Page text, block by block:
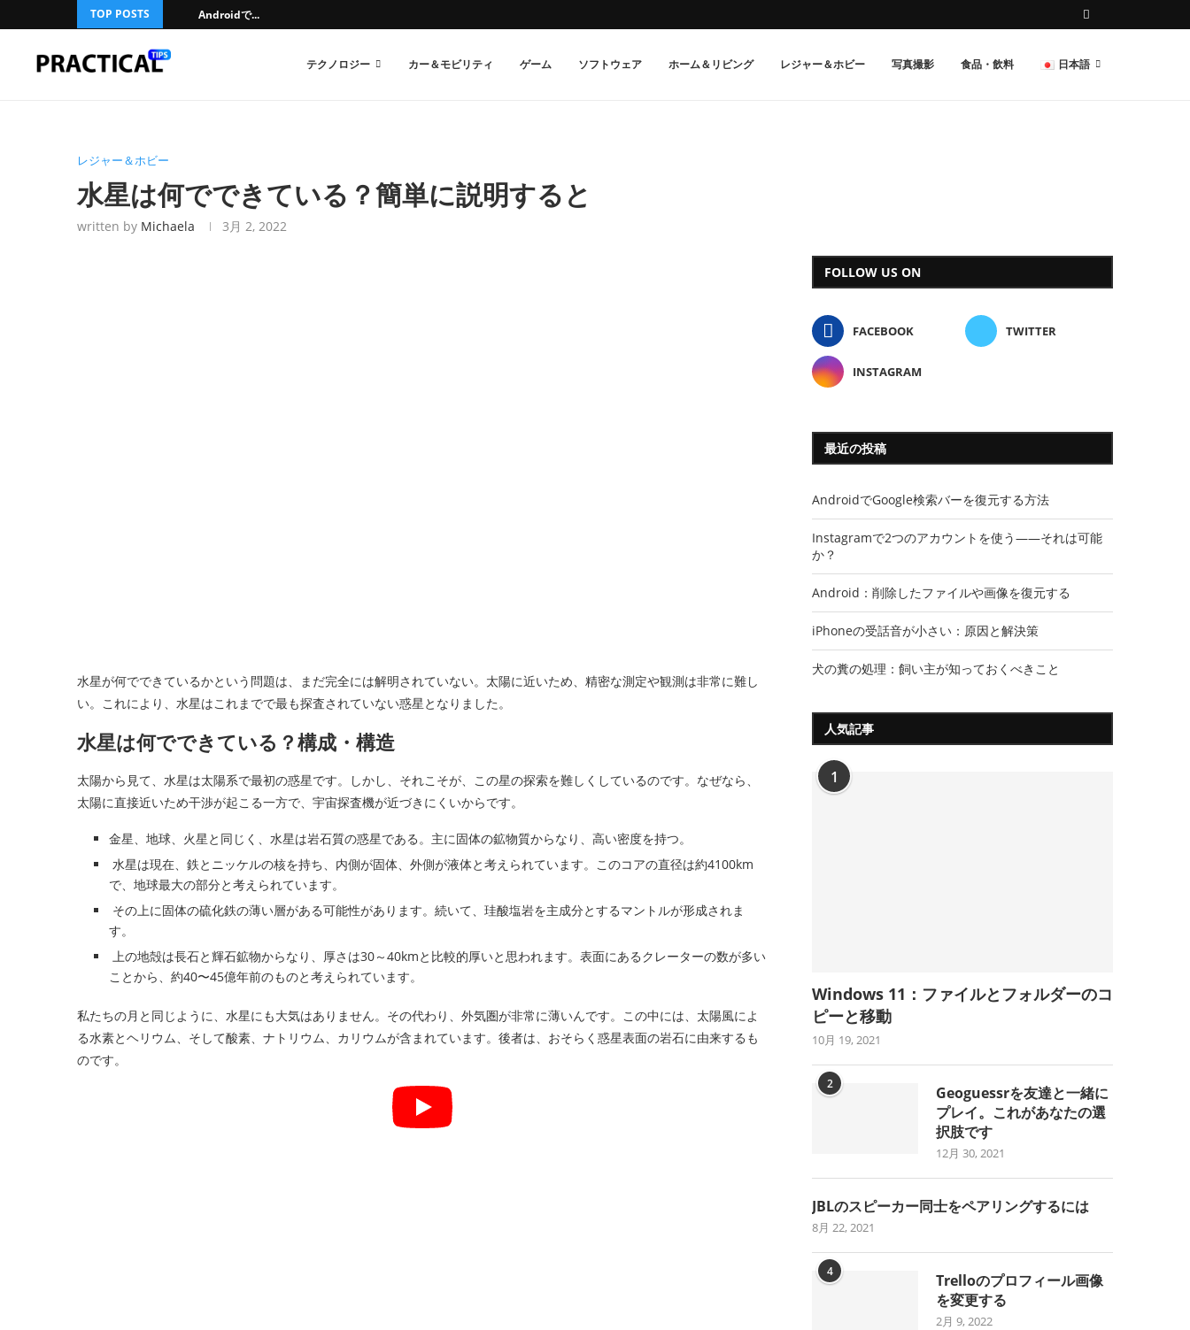
TOP POSTS Androidで...
テクノロジー カー＆モビリティ ゲーム ソフトウェア ホーム＆リビング レジャー＆ホビー 写真撮影 食品・飲料 日本語
レジャー＆ホビー
水星は何でできている？簡単に説明すると
written by Michaela 3月 2, 2022
水星が何でできているかという問題は、まだ完全には解明されていない。太陽に近いため、精密な測定や観測は非常に難し
い。これにより、水星はこれまでで最も探査されていない惑星となりました。
水星は何でできている？構成・構造
太陽から見て、水星は太陽系で最初の惑星です。しかし、それこそが、この星の探索を難しくしているのです。なぜなら、
太陽に直接近いため干渉が起こる一方で、宇宙探査機が近づきにくいからです。
金星、地球、火星と同じく、水星は岩石質の惑星である。主に固体の鉱物質からなり、高い密度を持つ。
水星は現在、鉄とニッケルの核を持ち、内側が固体、外側が液体と考えられています。このコアの直径は約4100km
で、地球最大の部分と考えられています。
その上に固体の硫化鉄の薄い層がある可能性があります。続いて、珪酸塩岩を主成分とするマントルが形成されま
す。
上の地殻は長石と輝石鉱物からなり、厚さは30～40kmと比較的厚いと思われます。表面にあるクレーターの数が多い
ことから、約40〜45億年前のものと考えられています。
私たちの月と同じように、水星にも大気はありません。その代わり、外気圏が非常に薄いんです。この中には、太陽風によ
る水素とヘリウム、そして酸素、ナトリウム、カリウムが含まれています。後者は、おそらく惑星表面の岩石に由来するも
のです。
FOLLOW US ON
FACEBOOK TWITTER
INSTAGRAM
最近の投稿
AndroidでGoogle検索バーを復元する方法
Instagramで2つのアカウントを使う――それは可能
か？
Android：削除したファイルや画像を復元する
iPhoneの受話音が小さい：原因と解決策
犬の糞の処理：飼い主が知っておくべきこと
人気記事
1
Windows 11：ファイルとフォルダーのコ
ピーと移動
10月 19, 2021
2
Geoguessrを友達と一緒に
プレイ。これがあなたの選
択肢です
12月 30, 2021
JBLのスピーカー同士をペアリングするには
8月 22, 2021
4
Trelloのプロフィール画像
を変更する
2月 9, 2022